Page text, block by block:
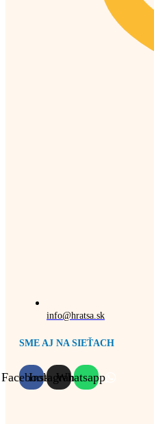
info@hratsa.sk
SME AJ NA SIEŤACH
FacebookInstagramWhatsapp